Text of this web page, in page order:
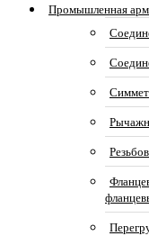
Промышленная